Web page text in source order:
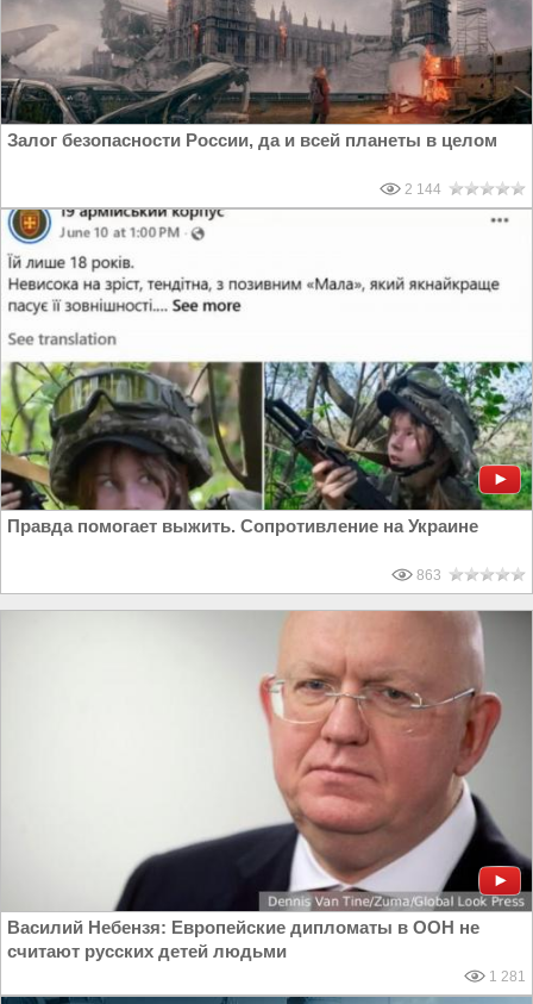
Залог безопасности России, да и всей планеты в целом
2 144
Правда помогает выжить. Сопротивление на Украине
863
Василий Небензя: Европейские дипломаты в ООН не
считают русских детей людьми
1 281